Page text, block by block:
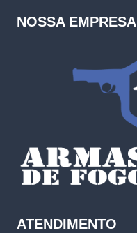
NOSSA EMPRESA
ATENDIMENTO